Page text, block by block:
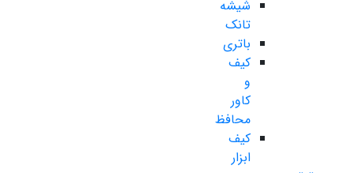
شیشه
تانک
باتری
کیف
و
کاور
محافظ
کیف
ابزار